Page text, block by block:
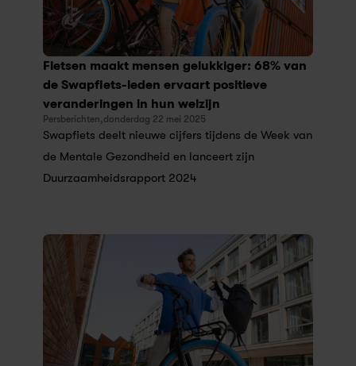
Fietsen maakt mensen gelukkiger: 68% van
de Swapfiets-leden ervaart positieve
veranderingen in hun welzijn
Persberichten,donderdag 22 mei 2025
Swapfiets deelt nieuwe cijfers tijdens de Week van
de Mentale Gezondheid en lanceert zijn
Duurzaamheidsrapport 2024